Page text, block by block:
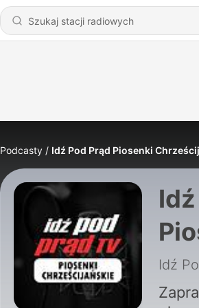
Podcasty Idź Pod Prąd Piosenki
Idź